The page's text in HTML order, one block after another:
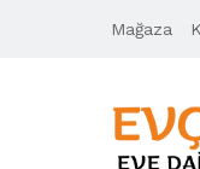
Mağaza